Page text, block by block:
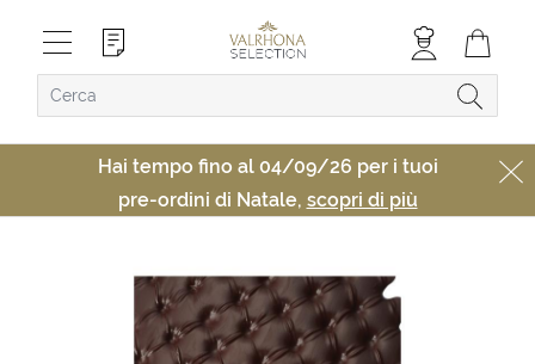
Hai tempo fino al 04/09/26 per i tuoi
pre-ordini di Natale, scopri di più